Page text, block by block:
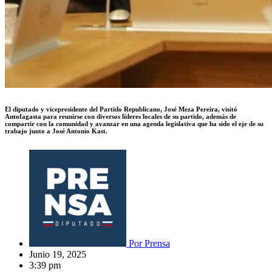
El diputado y vicepresidente del Partido Republicano, José Meza Pereira, visitó
Antofagasta para reunirse con diversos líderes locales de su partido, además de
compartir con la comunidad y avanzar en una agenda legislativa que ha sido el eje de su
trabajo junto a José Antonio Kast.
PorPrensa
Junio 19, 2025
3:39 pm